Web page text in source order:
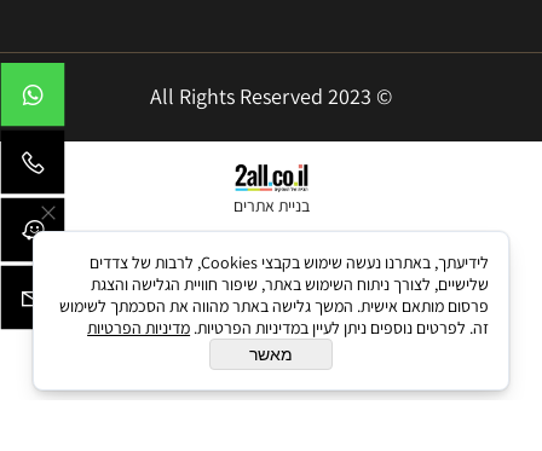
© 2023 All Rights Reserved
בניית אתרים
לידיעתך, באתרנו נעשה שימוש בקבצי Cookies, לרבות של צדדים
שלישיים, לצורך ניתוח השימוש באתר, שיפור חוויית הגלישה והצגת
פרסום מותאם אישית. המשך גלישה באתר מהווה את הסכמתך לשימוש
זה. לפרטים נוספים ניתן לעיין במדיניות הפרטיות. מדיניות הפרטיות
מאשר